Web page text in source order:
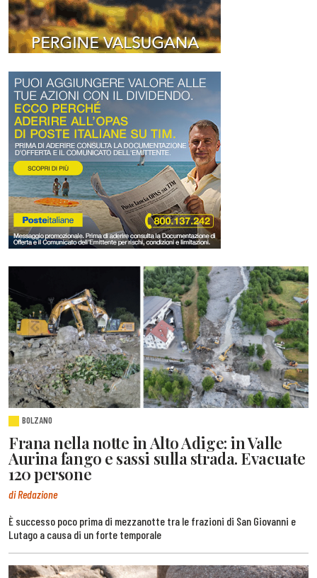
BOLZANO
Frana nella notte in Alto Adige: in Valle
Aurina fango e sassi sulla strada. Evacuate
120 persone
di Redazione
È successo poco prima di mezzanotte tra le frazioni di San Giovanni e
Lutago a causa di un forte temporale